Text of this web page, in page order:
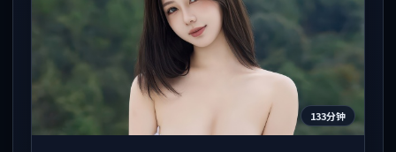
133分钟